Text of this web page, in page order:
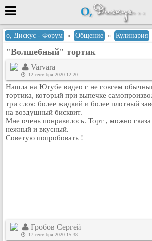
Меню
или войти через
Вход с 7ooo.ru
Регистрация
Забыли пароль?
Данные авторизации одинаковые с
сайтом 7ooo.ru
Кулинария
о, Дискус - Форум » Общение » Кулинария
"Волшебный" тортик
Varvara
12 сентября 2020 12:20
Нашла на Ютубе видео с не совсем
тортика, который при выпечке
три слоя: более жидкий и более плотный
на воздушный бисквит.
Мне очень понравилось. Торт , можно
нежный и вкусный.
Советую попробовать !
Гробов Сергей
17 сентября 2020 15:38